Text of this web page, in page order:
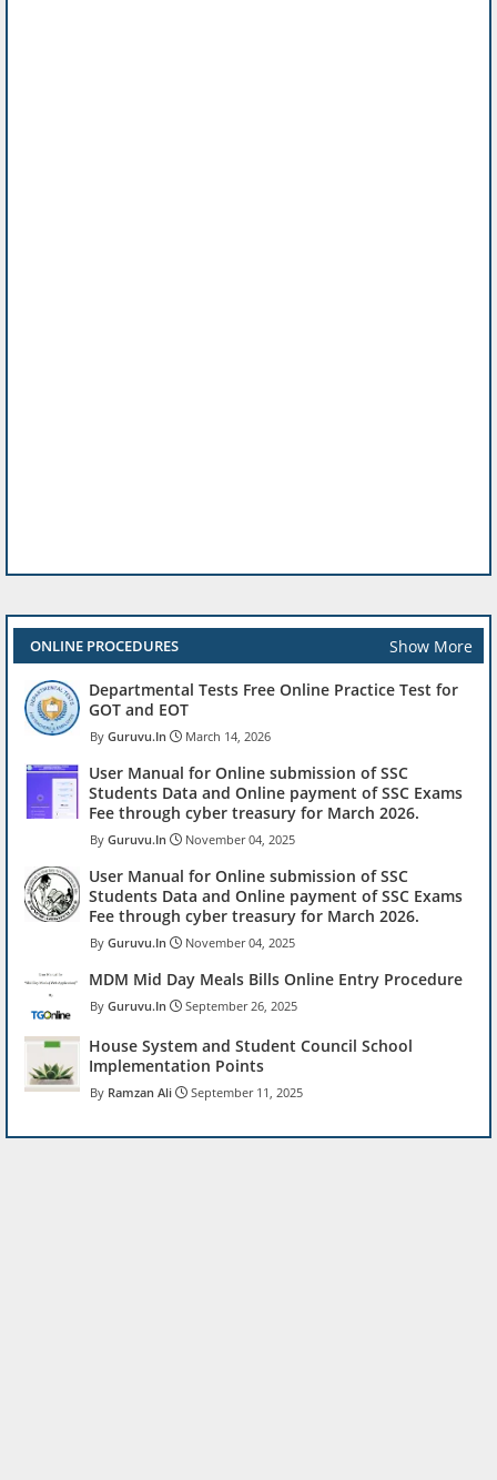
ONLINE PROCEDURES Show More
Departmental Tests Free Online Practice Test for
GOT and EOT
Guruvu.In March 14, 2026
User Manual for Online submission of SSC
Students Data and Online payment of SSC Exams
Fee through cyber treasury for March 2026.
Guruvu.In November 04, 2025
User Manual for Online submission of SSC
Students Data and Online payment of SSC Exams
Fee through cyber treasury for March 2026.
Guruvu.In November 04, 2025
MDM Mid Day Meals Bills Online Entry Procedure
Guruvu.In September 26, 2025
House System and Student Council School
Implementation Points
Ramzan Ali September 11, 2025